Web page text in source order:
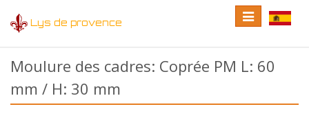
Lys de provence
Toggle
language
Toggle
navigation
Moulure des cadres: Coprée PM L: 60
mm / H: 30 mm